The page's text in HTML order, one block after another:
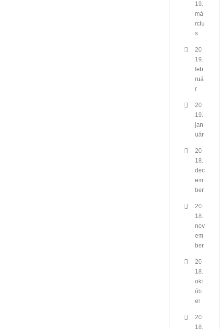
19.
má
rciu
s
20
19.
feb
ruá
r
20
19.
jan
uár
20
18.
dec
em
ber
20
18.
nov
em
ber
20
18.
okt
ób
er
20
18.